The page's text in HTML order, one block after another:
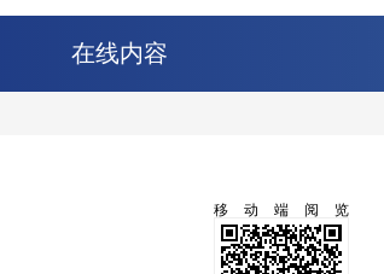
在线内容
移动端阅览